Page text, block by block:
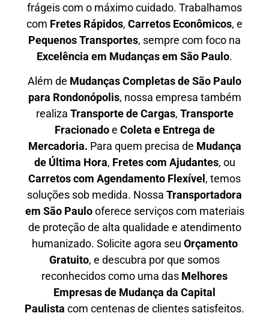
frágeis com o máximo cuidado. Trabalhamos
com Fretes Rápidos, Carretos Econômicos, e
Pequenos Transportes, sempre com foco na
Excelência em Mudanças em São Paulo.
Além de Mudanças Completas de São Paulo
para Rondonópolis, nossa empresa também
realiza Transporte de Cargas, Transporte
Fracionadoe Coleta e Entrega de
Mercadoria. Para quem precisa de Mudança
de Última Hora, Fretes com Ajudantes, ou
Carretos com Agendamento Flexível , temos
soluções sob medida. Nossa Transportadora
em São Paulooferece serviços com materiais
de proteção de alta qualidade e atendimento
humanizado. Solicite agora seu Orçamento
Gratuito, e descubra por que somos
reconhecidos como uma das Melhores
Empresas de Mudança da Capital
Paulista com centenas de clientes satisfeitos.